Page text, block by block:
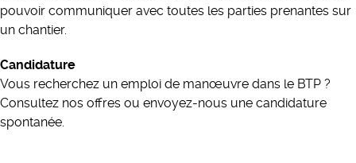
pouvoir communiquer avec toutes les parties prenantes sur
un chantier.
Candidature
Vous recherchez un emploi de manœuvre dans le BTP ?
Consultez nos offres ou envoyez-nous une candidature
spontanée.